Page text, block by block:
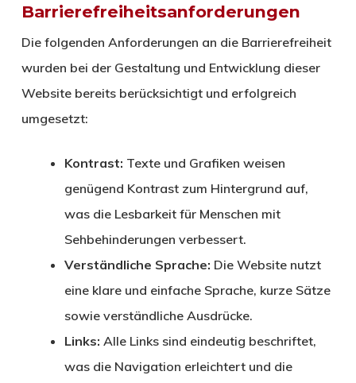
Barrierefreiheitsanforderungen
Die folgenden Anforderungen an die Barrierefreiheit
wurden bei der Gestaltung und Entwicklung dieser
Website bereits berücksichtigt und erfolgreich
umgesetzt:
Kontrast: Texte und Grafiken weisen
genügend Kontrast zum Hintergrund auf,
was die Lesbarkeit für Menschen mit
Sehbehinderungen verbessert.
Verständliche Sprache: Die Website nutzt
eine klare und einfache Sprache, kurze Sätze
sowie verständliche Ausdrücke.
Links: Alle Links sind eindeutig beschriftet,
was die Navigation erleichtert und die